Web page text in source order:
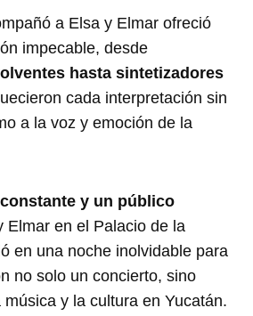
a Elsa y Elmar ofreció
impecable, desde
hasta sintetizadores
cada interpretación sin
a la voz y emoción de la
y un público
Elmar en el Palacio de la
en una noche inolvidable para
no solo un concierto, sino
y la cultura en Yucatán.